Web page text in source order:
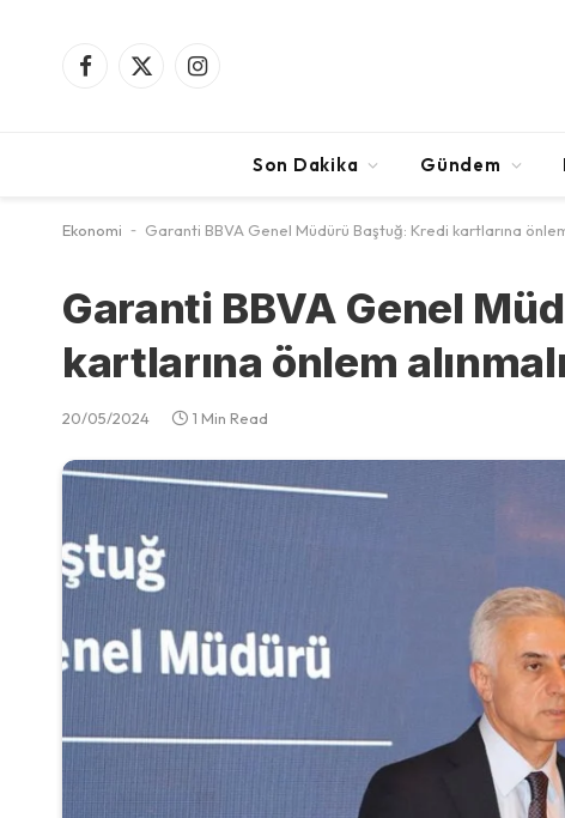
Facebook
X
Instagram
Son Dakika Gündem
Ekonomi - Garanti BBVA Genel Müdürü Baştuğ: Kredi kartlarına önlem
Garanti BBVA Genel
kartlarına önlem alınmalı
20/05/2024 1 Min Read